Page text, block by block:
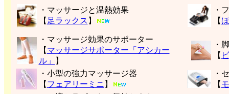
・マッサージと温熱効果
【 足ラックス 】
・
【
・マッサージ効果のサポーター
【 マッサージサポーター「アシカー
ル」
】
・
【
・小型の強力マッサージ器
【 フェアリーミニ 】
・
【